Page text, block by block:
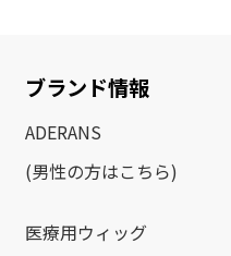
ブランド情報
ADERANS
(男性の方はこちら)
医療用ウィッグ